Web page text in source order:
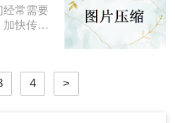
经常需要
快传输
那么图
种图片
图片压
4 >